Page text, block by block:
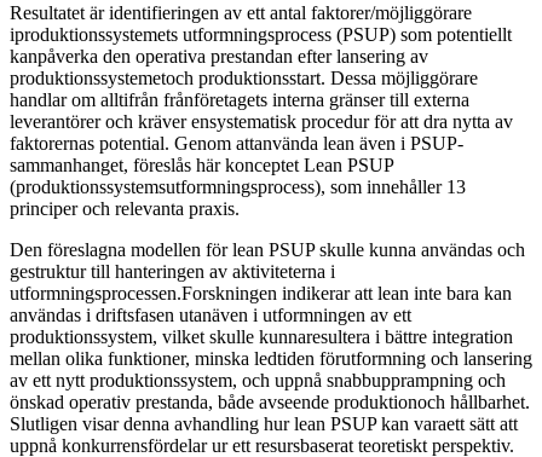
Resultatet är identifieringen av ett antal faktorer/möjliggörare
iproduktionssystemets utformningsprocess (PSUP) som potentiellt
kanpåverka den operativa prestandan efter lansering av
produktionssystemetoch produktionsstart. Dessa möjliggörare
handlar om alltifrån frånföretagets interna gränser till externa
leverantörer och kräver ensystematisk procedur för att dra nytta av
faktorernas potential. Genom attanvända lean även i PSUP-
sammanhanget, föreslås här konceptet Lean PSUP
(produktionssystemsutformningsprocess), som innehåller 13
principer och relevanta praxis.
Den föreslagna modellen för lean PSUP skulle kunna användas och
gestruktur till hanteringen av aktiviteterna i
utformningsprocessen.Forskningen indikerar att lean inte bara kan
användas i driftsfasen utanäven i utformningen av ett
produktionssystem, vilket skulle kunnaresultera i bättre integration
mellan olika funktioner, minska ledtiden förutformning och lansering
av ett nytt produktionssystem, och uppnå snabbupprampning och
önskad operativ prestanda, både avseende produktionoch hållbarhet.
Slutligen visar denna avhandling hur lean PSUP kan varaett sätt att
uppnå konkurrensfördelar ur ett resursbaserat teoretiskt perspektiv.